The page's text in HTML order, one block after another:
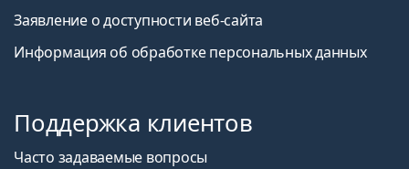
Заявление о доступности веб-сайта
Информация об обработке персональных данных
Поддержка клиентов
Часто задаваемые вопросы